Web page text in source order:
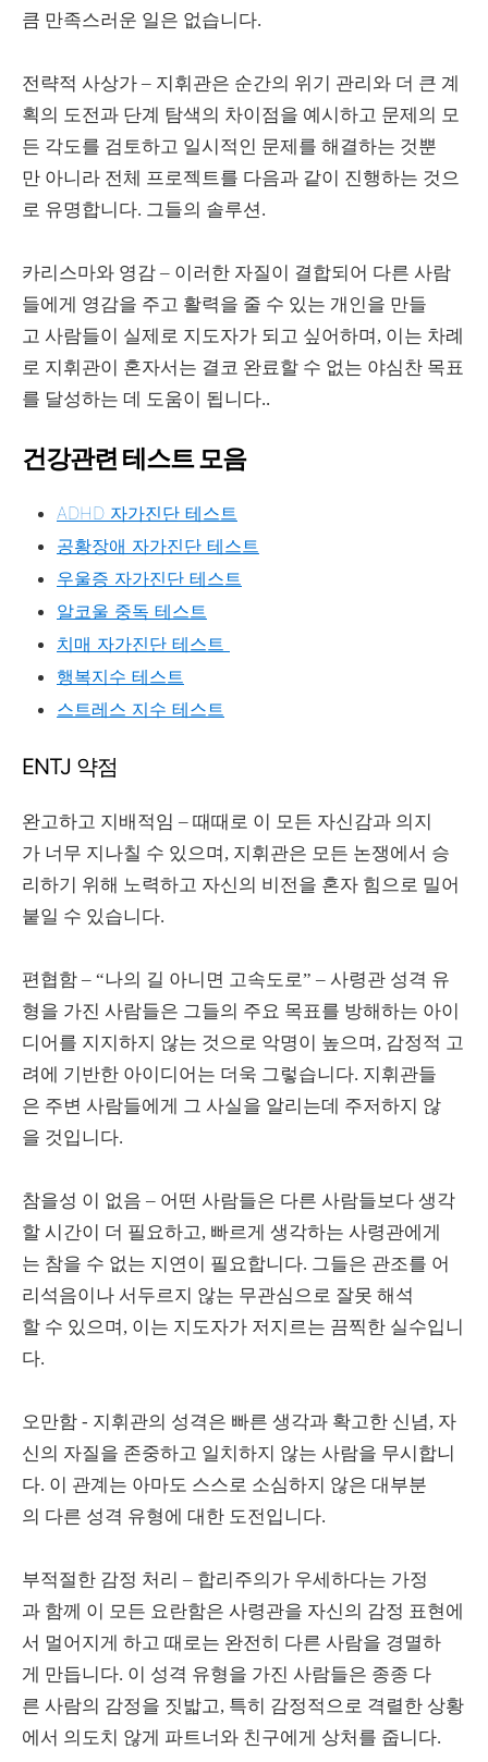
큼 만족스러운 일은 없습니다.
전략적 사상가 – 지휘관은 순간의 위기 관리와 더 큰 계
획의 도전과 단계 탐색의 차이점을 예시하고 문제의 모
든 각도를 검토하고 일시적인 문제를 해결하는 것뿐
만 아니라 전체 프로젝트를 다음과 같이 진행하는 것으
로 유명합니다. 그들의 솔루션.
카리스마와 영감 – 이러한 자질이 결합되어 다른 사람
들에게 영감을 주고 활력을 줄 수 있는 개인을 만들
고 사람들이 실제로 지도자가 되고 싶어하며, 이는 차례
로 지휘관이 혼자서는 결코 완료할 수 없는 야심찬 목표
를 달성하는 데 도움이 됩니다..
건강관련 테스트 모음
ADHD 자가진단 테스트
공황장애 자가진단 테스트
우울증 자가진단 테스트
알코울 중독 테스트
치매 자가진단 테스트
행복지수 테스트
스트레스 지수 테스트
ENTJ 약점
완고하고 지배적임 – 때때로 이 모든 자신감과 의지
가 너무 지나칠 수 있으며, 지휘관은 모든 논쟁에서 승
리하기 위해 노력하고 자신의 비전을 혼자 힘으로 밀어
붙일 수 있습니다.
편협함 – “나의 길 아니면 고속도로” – 사령관 성격 유
형을 가진 사람들은 그들의 주요 목표를 방해하는 아이
디어를 지지하지 않는 것으로 악명이 높으며, 감정적 고
려에 기반한 아이디어는 더욱 그렇습니다. 지휘관들
은 주변 사람들에게 그 사실을 알리는데 주저하지 않
을 것입니다.
참을성 이 없음 – 어떤 사람들은 다른 사람들보다 생각
할 시간이 더 필요하고, 빠르게 생각하는 사령관에게
는 참을 수 없는 지연이 필요합니다. 그들은 관조를 어
리석음이나 서두르지 않는 무관심으로 잘못 해석
할 수 있으며, 이는 지도자가 저지르는 끔찍한 실수입니
다.
오만함 - 지휘관의 성격은 빠른 생각과 확고한 신념, 자
신의 자질을 존중하고 일치하지 않는 사람을 무시합니
다. 이 관계는 아마도 스스로 소심하지 않은 대부분
의 다른 성격 유형에 대한 도전입니다.
부적절한 감정 처리 – 합리주의가 우세하다는 가정
과 함께 이 모든 요란함은 사령관을 자신의 감정 표현에
서 멀어지게 하고 때로는 완전히 다른 사람을 경멸하
게 만듭니다. 이 성격 유형을 가진 사람들은 종종 다
른 사람의 감정을 짓밟고, 특히 감정적으로 격렬한 상황
에서 의도치 않게 파트너와 친구에게 상처를 줍니다.